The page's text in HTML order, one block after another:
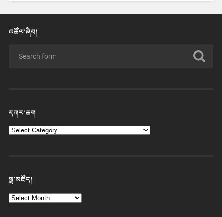
འཚོལ་ཞིབ།
དཀར་ཆག
སྒྲ་མཛོད།